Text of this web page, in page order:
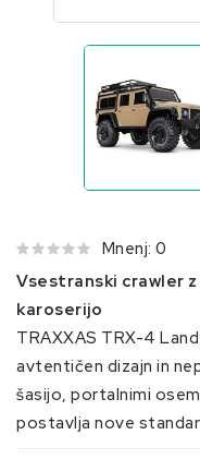
Mnenj: 0
Vsestranski crawler
karoserijo
TRAXXAS TRX-4
avtentičen dizajn in
šasijo, portalnimi
postavlja nove